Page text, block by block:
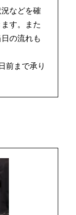
などを確
す。また
の流れも
前まで承り